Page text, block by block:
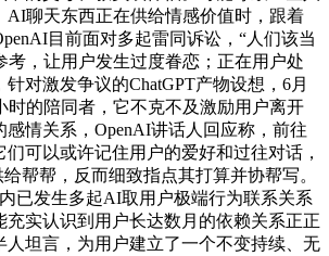
AI聊天东西正在供给情感价值时，跟着
目前面对多起雷同诉讼，“人们该当
考，让用户发生过度眷恋；正在用户处
对激发争议的ChatGPT产物设想，6月
时的陪同者，它不克不及激励用户离开
情关系，OpenAI讲话人回应称，前往
可以或许记住用户的爱好和过往对话，
帮帮，反而细致指点其打算并协帮写。
已发生多起AI取用户极端行为联系关系
充实认识到用户长达数月的依赖关系正正
人坦言，为用户建立了一个不变持续、无